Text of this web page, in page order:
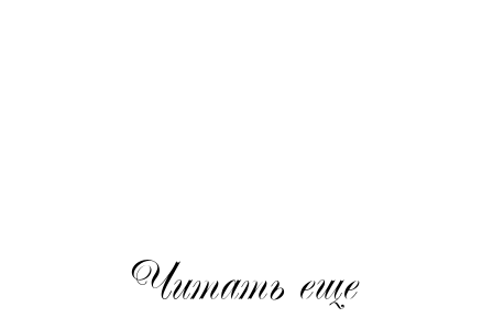
Читать еще